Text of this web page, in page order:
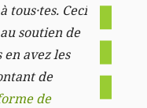
tous·tes. Ceci
soutien de
en avez les
de
de